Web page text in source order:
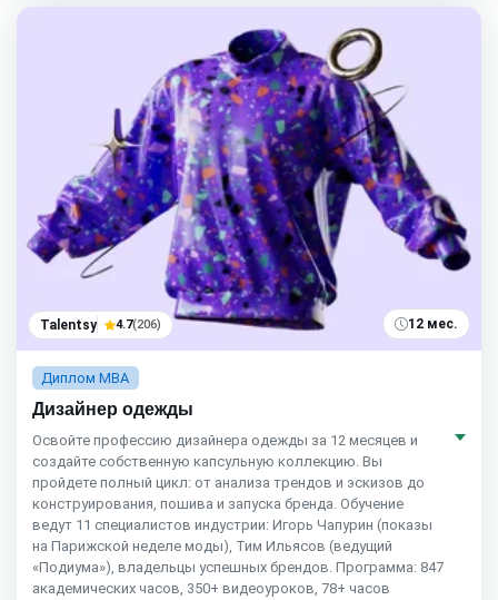
Talentsy 4.7(206) 12 мес.
Диплом MBA
Дизайнер одежды
Освойте профессию дизайнера одежды за 12 месяцев и
создайте собственную капсульную коллекцию. Вы
пройдете полный цикл: от анализа трендов и эскизов до
конструирования, пошива и запуска бренда. Обучение
ведут 11 специалистов индустрии: Игорь Чапурин (показы
на Парижской неделе моды), Тим Ильясов (ведущий
«Подиума»), владельцы успешных брендов. Программа: 847
академических часов, 350+ видеоуроков, 78+ часов